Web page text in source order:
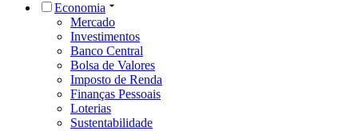
Economia
Mercado
Investimentos
Banco Central
Bolsa de Valores
Imposto de Renda
Finanças Pessoais
Loterias
Sustentabilidade